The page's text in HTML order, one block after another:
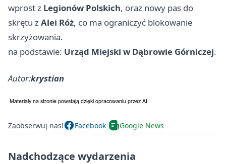
wprost z Legionów Polskich, oraz nowy pas do
skrętu zAlei Róż, co ma ograniczyć blokowanie
skrzyżowania.
na podstawie: Urząd Miejski w Dąbrowie Górniczej.
Autor:krystian
Zaobserwuj nas! Facebook Google News
Nadchodzące wydarzenia